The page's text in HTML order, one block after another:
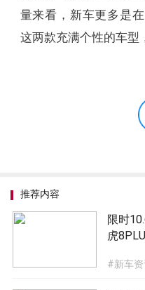
量来看，新车更多是
这两款充满个性的车型
推荐内容
限时
虎
#新车